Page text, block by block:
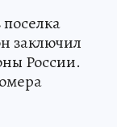
заключил
России.